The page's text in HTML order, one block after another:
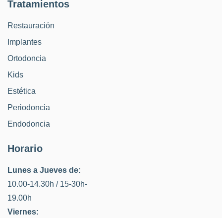
Tratamientos
Restauración
Implantes
Ortodoncia
Kids
Estética
Periodoncia
Endodoncia
Horario
Lunes a Jueves de:
10.00-14.30h / 15-30h-
19.00h
Viernes: